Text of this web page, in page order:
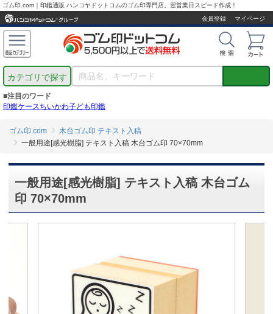
ゴム印.com｜印鑑通販 ハンコヤドットコムのゴム印専門店。翌営業日スピード作成！
会員登録
マイページ
カテゴリで探す
■注目のワード
印鑑ケースちいかわ子ども印鑑
ゴム印.com
木台ゴム印 テキスト入稿
一般用途[感光樹脂] テキスト入稿 木台ゴム印 70×70mm
一般用途[感光樹脂] テキスト入稿 木台ゴム
印 70×70mm